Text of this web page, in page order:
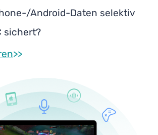
Android-Daten selektiv
sichert?